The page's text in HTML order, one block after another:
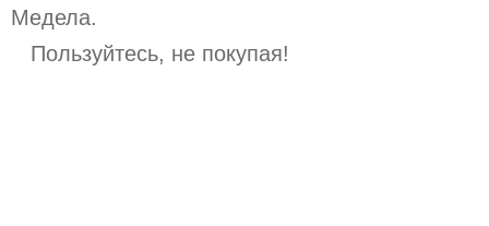
Медела.
Пользуйтесь, не покупая!